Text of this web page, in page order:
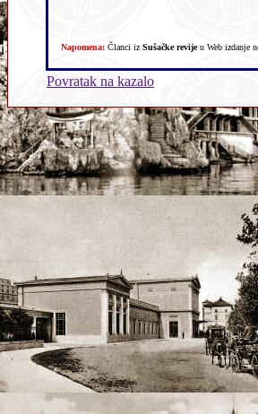
Napomena: Članci iz Sušačke revijeu Web izdanje
Povratak na kazalo